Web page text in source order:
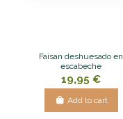
Faisan deshuesado en
escabeche
19,95 €
Add to cart